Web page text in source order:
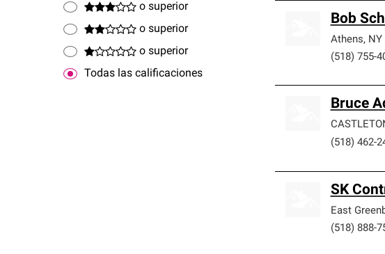
o superior
o superior
o superior
Todas las calificaciones
Bob
Athens, NY
(518) 755-
Bruce
(518) 462-
SK
East
(518) 888-